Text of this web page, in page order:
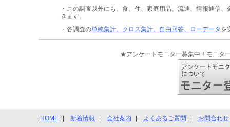
・この調査以外にも、食、住、家庭用品、流通、情報通信、
きます。
・各調査の単純集計、クロス集計、自由回答、ローデータ を
★アンケートモニター募集中！モニタ
HOME 新着情報 会社案内 よくあるご質問 お問合わせ